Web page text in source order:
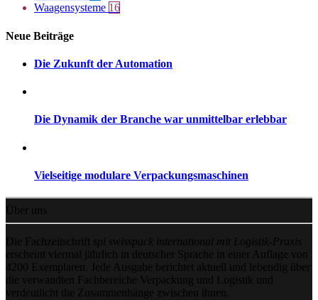
Waagensysteme 16
Neue Beiträge
Die Zukunft der Automation
Die Dynamik der Branche war unmittelbar erlebbar
Vielseitige modulare Verpackungsmaschinen
Über uns
Die Fachzeitschrift
spi swisspack international mit Logistik-Praxis
erscheint viermal jährlich in deutscher Sprache in einer Auflage von
4200 Exemplaren. Jede Ausgabe berichtet aktuell und lebendig über
die verwandten Fachbereiche Verpackung und Logistik und
verdeutlicht die Zusammenhänge zwischen ihnen.